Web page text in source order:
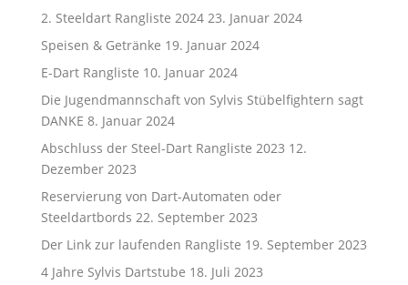
2. Steeldart Rangliste 2024 23. Januar 2024
Speisen & Getränke 19. Januar 2024
E-Dart Rangliste 10. Januar 2024
Die Jugendmannschaft von Sylvis Stübelfightern sagt
DANKE 8. Januar 2024
Abschluss der Steel-Dart Rangliste 2023 12.
Dezember 2023
Reservierung von Dart-Automaten oder
Steeldartbords 22. September 2023
Der Link zur laufenden Rangliste 19. September 2023
4 Jahre Sylvis Dartstube 18. Juli 2023